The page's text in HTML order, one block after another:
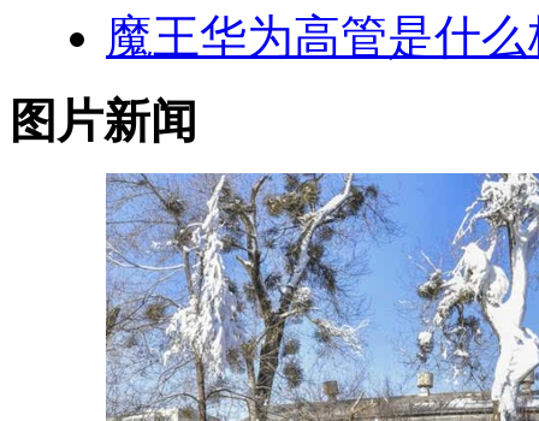
魔王华为高管是什么
图片新闻